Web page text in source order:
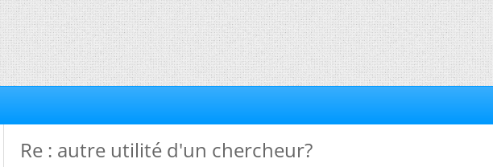
Re : autre utilité d'un chercheur?